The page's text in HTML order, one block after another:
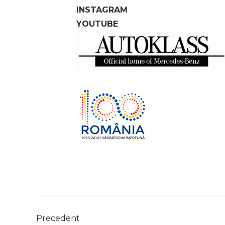
INSTAGRAM
YOUTUBE
Precedent